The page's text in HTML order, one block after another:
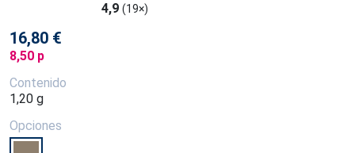
4,9 (19×)
16,80 €
8,50 p
Contenido
1,20 g
Opciones